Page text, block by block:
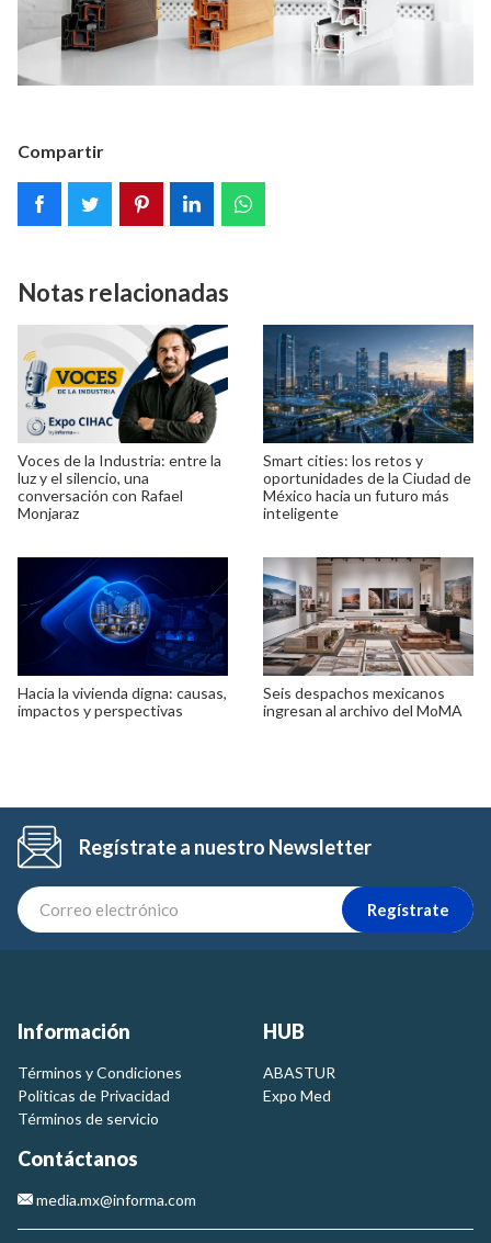
Compartir
Notas relacionadas
Voces de la Industria: entre la
luz y el silencio, una
conversación con Rafael
Monjaraz
Smart cities: los retos y
oportunidades de la Ciudad de
México hacia un futuro más
inteligente
Hacia la vivienda digna: causas,
impactos y perspectivas
Seis despachos mexicanos
ingresan al archivo del MoMA
Regístrate a nuestro Newsletter
Regístrate
Información
Términos y Condiciones
Politicas de Privacidad
Términos de servicio
HUB
ABASTUR
Expo Med
Contáctanos
media.mx@informa.com